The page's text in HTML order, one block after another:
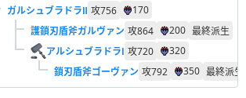
ガルシュブラドラⅡ 攻756
170
護鎖刃盾斧ガルヴァン 攻864 200 最終派生
アルシュブラドラⅠ 攻720
320
鎖刃盾斧ゴーヴァン 攻792 350 最終派生